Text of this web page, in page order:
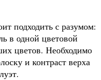
подходить с разумом:
в одной цветовой
цветов. Необходимо
и контраст верха